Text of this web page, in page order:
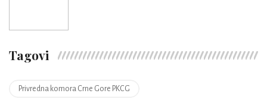
Tagovi
Privredna komora Crne Gore PKCG